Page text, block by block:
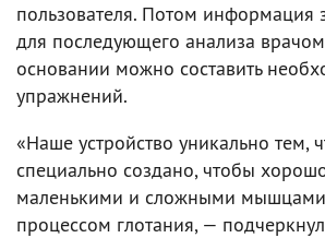
пользователя. Потом информация
для последующего анализа
основании можно составить
упражнений.
«Наше устройство уникально тем,
специально создано, чтобы
маленькими и сложными
процессом глотания, —